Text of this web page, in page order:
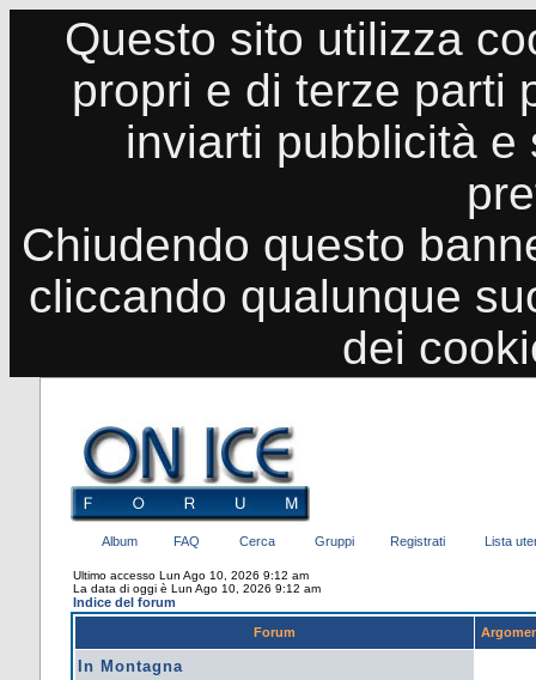
Questo sito utilizza
propri e di terze parti
inviarti pubblicità
Chiudendo questo
cliccando qualunque
dei
Album FAQ Cerca Gruppi Registrati Lista
Ultimo accesso Lun Ago 10, 2026 9:12 am
La data di oggi è Lun Ago 10, 2026 9:12 am
Indice del forum
Forum
In Montagna